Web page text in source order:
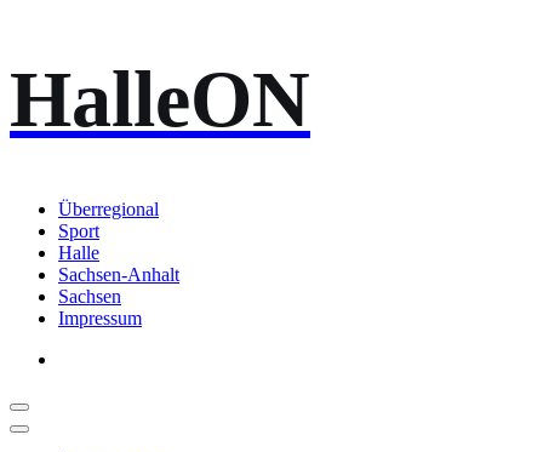
Inhalt
springen
HalleON
Überregional
Sport
Halle
Sachsen-Anhalt
Sachsen
Impressum